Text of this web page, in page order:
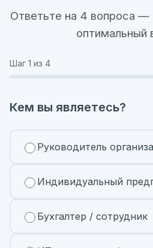
Ответьте на 4 вопроса
оптимальный
Шаг 1 из 4
Кем вы являетесь?
Руководитель
Индивидуальный
Бухгалтер / сотрудник